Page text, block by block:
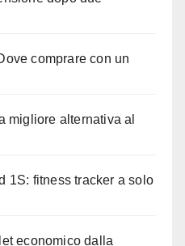
comprare con un
migliore alternativa al
1S: fitness tracker a solo
economico dalla